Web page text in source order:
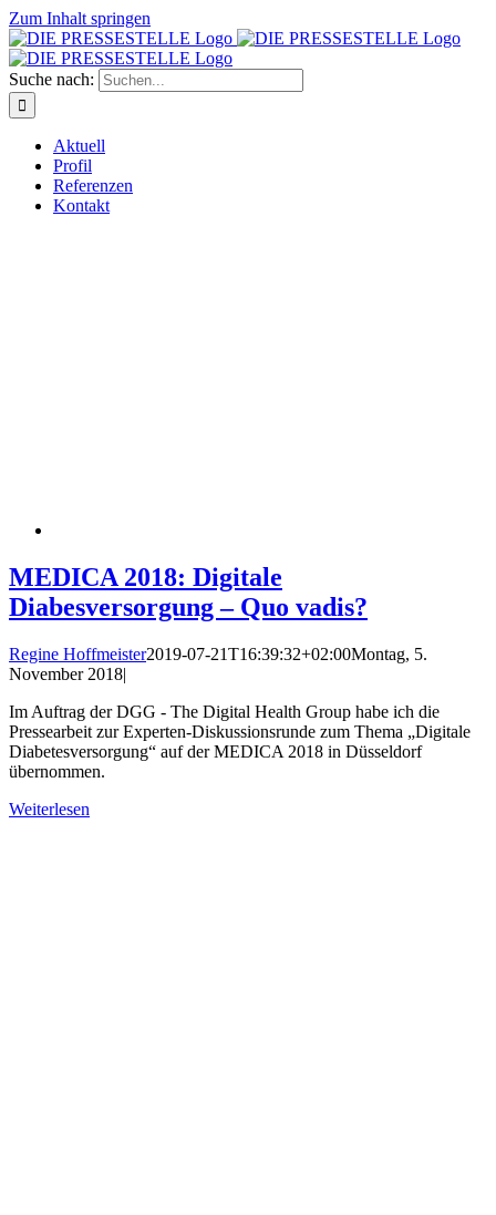
Zum Inhalt springen
Suche nach:
Aktuell
Profil
Referenzen
Kontakt
MEDICA 2018: Digitale
Diabesversorgung – Quo vadis?
Regine Hoffmeister2019-07-21T16:39:32+02:00Montag, 5.
November 2018|
Im Auftrag der DGG - The Digital Health Group habe ich die
Pressearbeit zur Experten-Diskussionsrunde zum Thema „Digitale
Diabetesversorgung“ auf der MEDICA 2018 in Düsseldorf
übernommen.
Weiterlesen